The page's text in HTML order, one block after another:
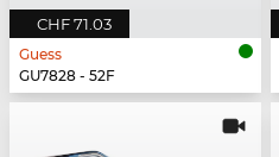
CHF 71.03
Guess
GU7828 - 52F